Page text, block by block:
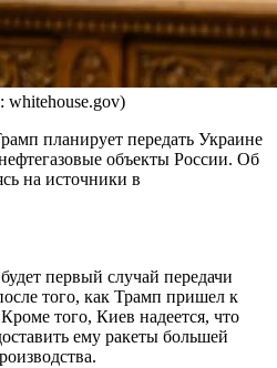
планирует передать Украине
объекты России. Об
на источники в
первый случай передачи
того, как Трамп пришел к
того, Киев надеется, что
ему ракеты большей